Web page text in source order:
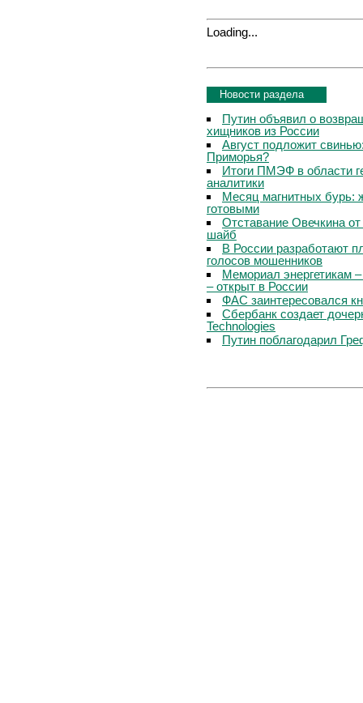
Loading...
Новости раздела
Путин объявил о
хищников из России
Август подложит
Приморья?
Итоги ПМЭФ в области
аналитики
Месяц магнитных бурь:
готовыми
Отставание Овечкина
шайб
В России разработают
голосов мошенников
Мемориал энергетикам
– открыт в России
ФАС заинтересовался
Сбербанк создает
Technologies
Путин поблагодарил